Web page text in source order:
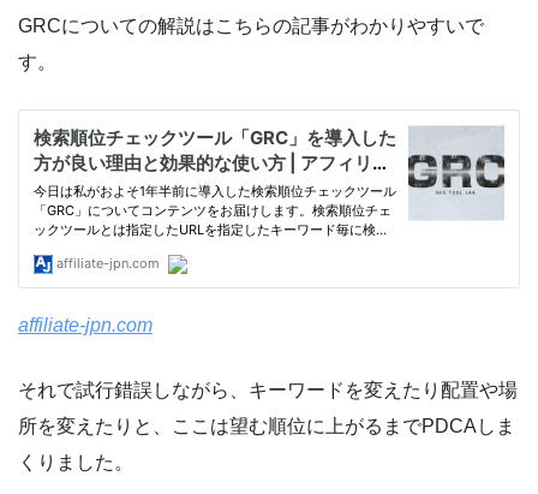
GRCについての解説はこちらの記事がわかりやすいで
す。
affiliate-jpn.com
それで試行錯誤しながら、キーワードを変えたり配置や場
所を変えたりと、ここは望む順位に上がるまでPDCAしま
くりました。